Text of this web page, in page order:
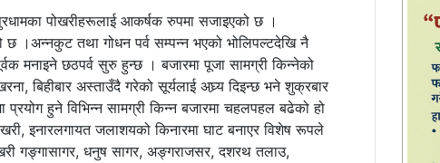
पोखरीहरूलाई आकर्षक रुपमा सजाइएको छ ।
छ ।अन्नकुट तथा गोधन पर्व सम्पन्न भएको भोलिपल्टदेखि नै
मनाइने छठपर्व सुरु हुन्छ । बजारमा पूजा सामग्री किन्नेको
बिहीबार अस्ताउँदै गरेको सूर्यलाई अघ्र्य दिइन्छ भने शुक्रबार
प्रयोग हुने विभिन्न सामग्री किन्न बजारमा चहलपहल बढेको हो
इनारलगायत जलाशयको किनारमा घाट बनाएर विशेष रूपले
गङ्गासागर, धनुष सागर, अङ्गराजसर, दशरथ तलाउ,